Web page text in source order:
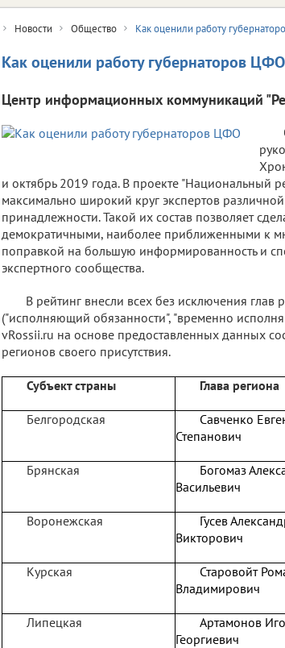
Новости Общество Как оценили работу
Как оценили работу губернаторов ЦФО
Центр информационных коммуникаций
и октябрь 2019 года. В проекте "Национальный
максимально широкий круг экспертов
принадлежности. Такой их состав позволяет
демократичными, наиболее приближенными к
поправкой на большую информированность и
экспертного сообщества.
В рейтинг внесли всех без исключения глав
("исполняющий обязанности", "временно
vRossii.ru на основе предоставленных данных
регионов своего присутствия.
Субъект страны Глава региона
Белгородская
Савченко
Степанович
Брянская
Богомаз
Васильевич
Воронежская
Гусев
Викторович
Курская
Старовойт
Владимирович
Липецкая
Артамонов
Георгиевич